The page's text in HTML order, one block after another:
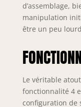
d’assemblage,
manipulation
être un peu
Le véritable
fonctionnalité 4
configuration de